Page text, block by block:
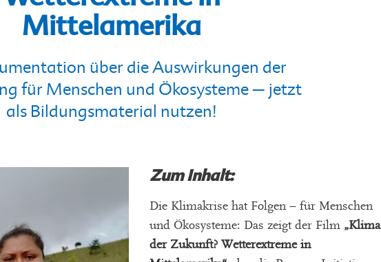
Mittelamerika
über die Auswirkungen der
für Menschen und Ökosysteme – jetzt
als Bildungsmaterial nutzen!
Zum Inhalt:
Die Klimakrise hat Folgen – für Menschen
und Ökosysteme: Das zeigt der Film „Klima
der Zukunft? Wetterextreme in